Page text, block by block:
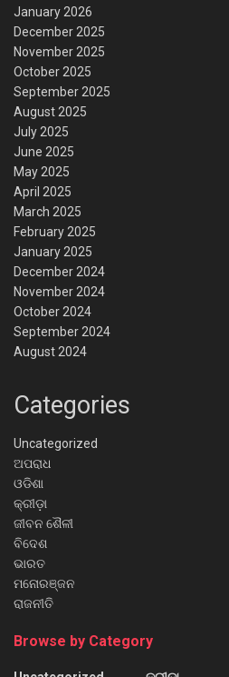
January 2026
December 2025
November 2025
October 2025
September 2025
August 2025
July 2025
June 2025
May 2025
April 2025
March 2025
February 2025
January 2025
December 2024
November 2024
October 2024
September 2024
August 2024
Categories
Uncategorized
ଅପରାଧ
ଓଡିଶା
କ୍ରୀଡ଼ା
ଜୀବନ ଶୈଳୀ
ବିଦେଶ
ଭାରତ
ମନୋରଞ୍ଜନ
ରାଜନୀତି
Browse by Category